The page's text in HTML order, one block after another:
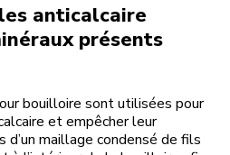
anticalcaire
présents
bouilloire sont utilisées pour
et empêcher leur
d’un maillage condensé de fils